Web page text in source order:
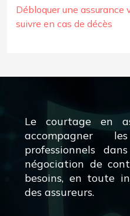
Débloquer une assurance
suivre en cas de décès
Le courtage en
accompagner
professionnels
négociation de
besoins, en toute
des assureurs.